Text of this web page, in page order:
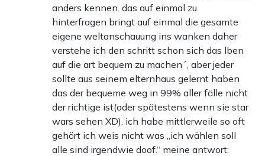
anders kennen. das auf einmal zu
hinterfragen bringt auf einmal die gesamte
eigene weltanschauung ins wanken daher
verstehe ich den schritt schon sich das lben
auf die art bequem zu machen´, aber jeder
sollte aus seinem elternhaus gelernt haben
das der bequeme weg in 99% aller fälle nicht
der richtige ist(oder spätestens wenn sie star
wars sehen XD). ich habe mittlerweile so oft
gehört ich weis nicht was „ich wählen soll
alle sind irgendwie doof.“ meine antwort: